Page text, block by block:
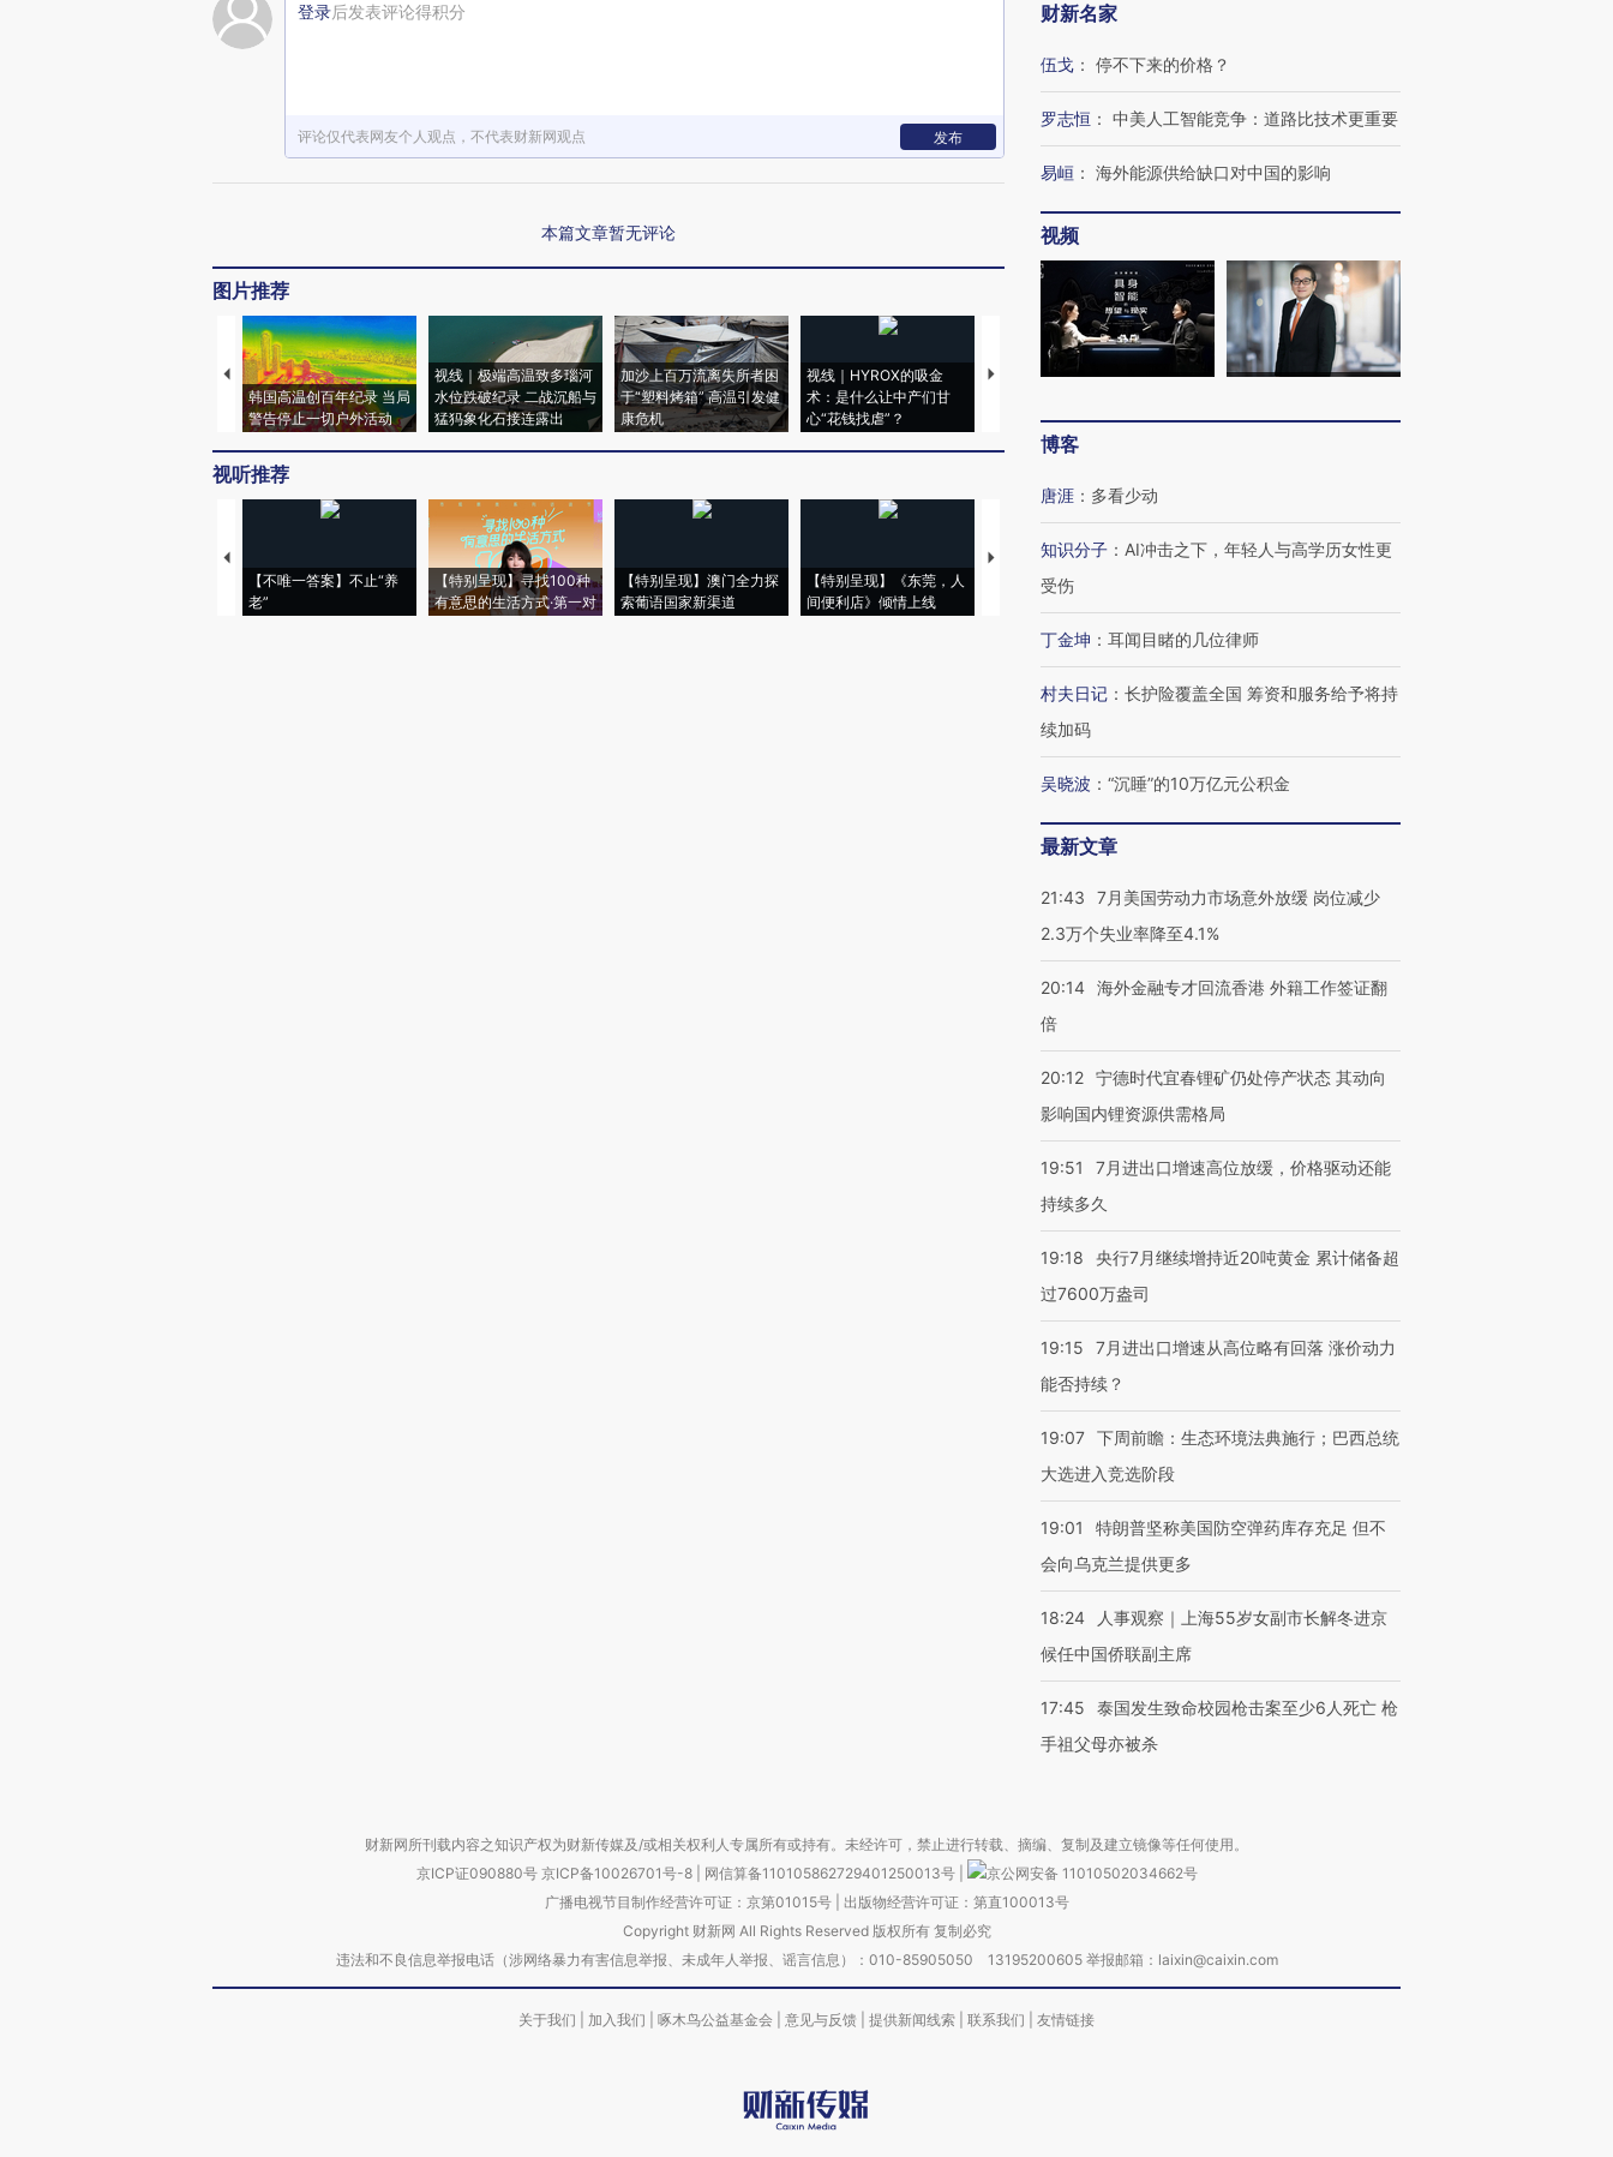
登录后发表评论得积分
评论仅代表网友个人观点，不代表财新网观点 发布
本篇文章暂无评论
图片推荐
韩国高温创百年纪录 当局
警告停止一切户外活动
视线｜极端高温致多瑙河
水位跌破纪录 二战沉船与
猛犸象化石接连露出
加沙上百万流离失所者困
于“塑料烤箱” 高温引发健
康危机
视线｜HYROX的吸金
术：是什么让中产们甘
心“花钱找虐”？
马航飞行员跨国走私7万
视线｜被称为“蟑螂”的印
育部长拱下台
视线｜“入侵”还是“人道危
飞地休达
视听推荐
【不唯一答案】不止“养
老”
【特别呈现】寻找100种
有意思的生活方式·第一对
【特别呈现】澳门全力探
索葡语国家新渠道
【特别呈现】《东莞，人
间便利店》倾情上线
【推广】走进第四届链博
会，让数智科技“链”接产
【商旅对话】华住集团
财新名家
伍戈 ： 停不下来的价格？
罗志恒 ： 中美人工智能竞争：道路比技术更重要
易峘 ： 海外能源供给缺口对中国的影响
视频
博客
唐涯 ： 多看少动
知识分子 ： AI冲击之下，年轻人与高学历女性更
受伤
丁金坤 ： 耳闻目睹的几位律师
村夫日记 ： 长护险覆盖全国 筹资和服务给予将持
续加码
吴晓波 ： “沉睡”的10万亿元公积金
最新文章
21:43
7月美国劳动力市场意外放缓 岗位减少
2.3万个失业率降至4.1%
20:14 海外金融专才回流香港 外籍工作签证翻
倍
20:12 宁德时代宜春锂矿仍处停产状态 其动向
影响国内锂资源供需格局
19:51
7月进出口增速高位放缓，价格驱动还能
持续多久
19:18
央行7月继续增持近20吨黄金 累计储备超
过7600万盎司
19:15
7月进出口增速从高位略有回落 涨价动力
能否持续？
19:07 下周前瞻：生态环境法典施行；巴西总统
大选进入竞选阶段
19:01
特朗普坚称美国防空弹药库存充足 但不
会向乌克兰提供更多
18:24
人事观察｜上海55岁女副市长解冬进京
候任中国侨联副主席
17:45
泰国发生致命校园枪击案至少6人死亡 枪
手祖父母亦被杀
财新网所刊载内容之知识产权为财新传媒及/或相关权利人专属所有或持有。未经许可，禁止进行转载、摘编、复制及建立镜像等任何使用。
京ICP证090880号 京ICP备10026701号-8 网信算备110105862729401250013号
京公网安备 11010502034662号
广播电视节目制作经营许可证：京第01015号| 出版物经营许可证：第直100013号
Copyright 财新网 All Rights Reserved 版权所有 复制必究
违法和不良信息举报电话（涉网络暴力有害信息举报、未成年人举报、谣言信息）：010-85905050 13195200605 举报邮箱：laixin@caixin.com
关于我们 加入我们 啄木鸟公益基金会 意见与反馈 提供新闻线索 联系我们 友情链接